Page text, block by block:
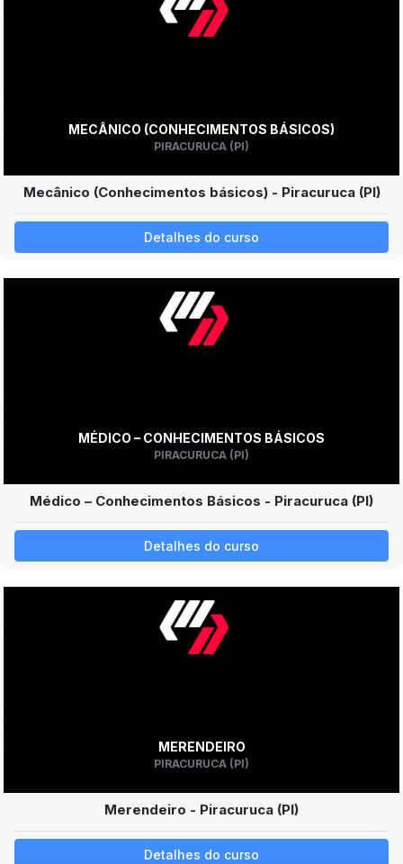
MECÂNICO (CONHECIMENTOS BÁSICOS)
PIRACURUCA (PI)
Mecânico (Conhecimentos básicos) - Piracuruca (PI)
Detalhes do curso
MÉDICO – CONHECIMENTOS BÁSICOS
PIRACURUCA (PI)
Médico – Conhecimentos Básicos - Piracuruca (PI)
Detalhes do curso
MERENDEIRO
PIRACURUCA (PI)
Merendeiro - Piracuruca (PI)
Detalhes do curso